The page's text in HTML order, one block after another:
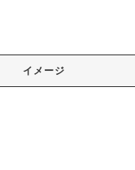
イメージ